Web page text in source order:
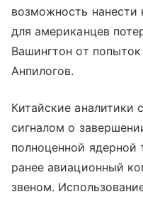
возможность
для американцев
Вашингтон от
Анпилогов.
Китайские аналитики
сигналом о
полноценной
ранее авиационный
звеном.